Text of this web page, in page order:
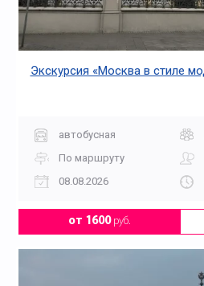
Экскурсия «Москва в стиле
автобусная
По маршруту
08.08.2026
от 1600руб.